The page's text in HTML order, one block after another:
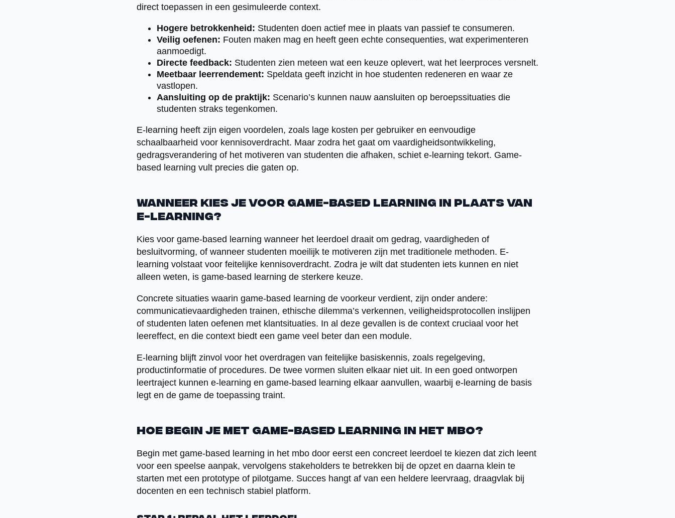
direct toepassen in een gesimuleerde context.
Hogere betrokkenheid: Studenten doen actief mee in plaats van passief te consumeren.
Veilig oefenen: Fouten maken mag en heeft geen echte consequenties, wat experimenteren
aanmoedigt.
Directe feedback: Studenten zien meteen wat een keuze oplevert, wat het leerproces versnelt.
Meetbaar leerrendement: Speldata geeft inzicht in hoe studenten redeneren en waar ze
vastlopen.
Aansluiting op de praktijk: Scenario’s kunnen nauw aansluiten op beroepssituaties die
studenten straks tegenkomen.
E-learning heeft zijn eigen voordelen, zoals lage kosten per gebruiker en eenvoudige
schaalbaarheid voor kennisoverdracht. Maar zodra het gaat om vaardigheidsontwikkeling,
gedragsverandering of het motiveren van studenten die afhaken, schiet e-learning tekort. Game-
based learning vult precies die gaten op.
Wanneer kies je voor game-based learning in plaats van
e-learning?
Kies voor game-based learning wanneer het leerdoel draait om gedrag, vaardigheden of
besluitvorming, of wanneer studenten moeilijk te motiveren zijn met traditionele methoden. E-
learning volstaat voor feitelijke kennisoverdracht. Zodra je wilt dat studenten iets kunnen en niet
alleen weten, is game-based learning de sterkere keuze.
Concrete situaties waarin game-based learning de voorkeur verdient, zijn onder andere:
communicatievaardigheden trainen, ethische dilemma’s verkennen, veiligheidsprotocollen inslijpen
of studenten laten oefenen met klantsituaties. In al deze gevallen is de context cruciaal voor het
leereffect, en die context biedt een game veel beter dan een module.
E-learning blijft zinvol voor het overdragen van feitelijke basiskennis, zoals regelgeving,
productinformatie of procedures. De twee vormen sluiten elkaar niet uit. In een goed ontworpen
leertraject kunnen e-learning en game-based learning elkaar aanvullen, waarbij e-learning de basis
legt en de game de toepassing traint.
Hoe begin je met game-based learning in het mbo?
Begin met game-based learning in het mbo door eerst een concreet leerdoel te kiezen dat zich leent
voor een speelse aanpak, vervolgens stakeholders te betrekken bij de opzet en daarna klein te
starten met een prototype of pilotgame. Succes hangt af van een heldere leervraag, draagvlak bij
docenten en een technisch stabiel platform.